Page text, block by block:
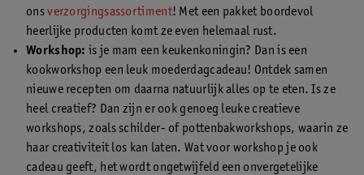
onsverzorgingsassortiment! Met een pakket boordevol
heerlijke producten komt ze even helemaal rust.
Workshop: is je mam een keukenkoningin? Dan is een
kookworkshop een leuk moederdagcadeau! Ontdek samen
nieuwe recepten om daarna natuurlijk alles op te eten. Is ze
heel creatief? Dan zijn er ook genoeg leuke creatieve
workshops, zoals schilder- of pottenbakworkshops, waarin ze
haar creativiteit los kan laten. Wat voor workshop je ook
cadeau geeft, het wordt ongetwijfeld een onvergetelijke